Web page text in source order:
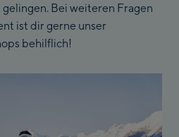
Bei weiteren Fragen
ist dir gerne unser
behilflich!